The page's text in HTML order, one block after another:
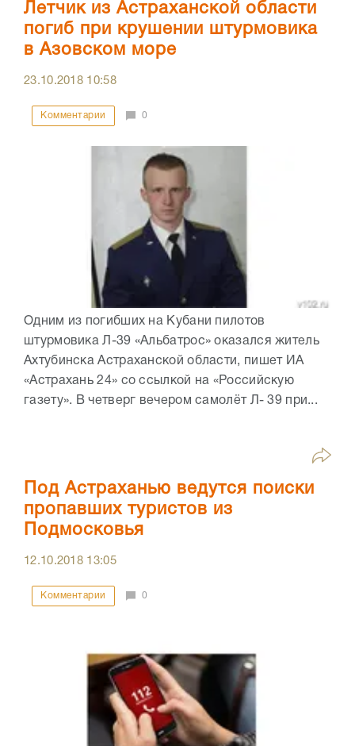
Летчик из Астраханской области
погиб при крушении штурмовика
в Азовском море
23.10.2018 10:58
Комментарии 0
Одним из погибших на Кубани пилотов
штурмовика Л-39 «Альбатрос» оказался житель
Ахтубинска Астраханской области, пишет ИА
«Астрахань 24» со ссылкой на «Российскую
газету». В четверг вечером самолёт Л- 39 при...
Под Астраханью ведутся поиски
пропавших туристов из
Подмосковья
12.10.2018 13:05
Комментарии 0